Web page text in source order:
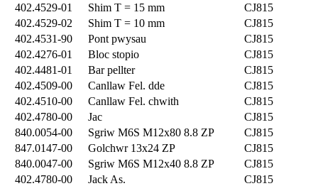
402.4529-01
Shim T = 15 mm
CJ815
402.4529-02
Shim T = 10 mm
CJ815
402.4531-90
Pont pwysau
CJ815
402.4276-01
Bloc stopio
CJ815
402.4481-01
Bar pellter
CJ815
402.4509-00
Canllaw Fel. dde
CJ815
402.4510-00
Canllaw Fel. chwith
CJ815
402.4780-00
Jac
CJ815
840.0054-00
Sgriw M6S M12x80 8.8 ZP
CJ815
847.0147-00
Golchwr 13x24 ZP
CJ815
840.0047-00
Sgriw M6S M12x40 8.8 ZP
CJ815
402.4780-00
Jack As.
CJ815